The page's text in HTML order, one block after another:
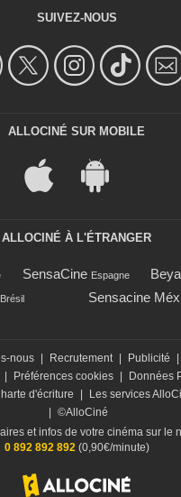
SUIVEZ-NOUS
ALLOCINÉ SUR MOBILE
ALLOCINÉ À L'ÉTRANGER
SensaCine Espagne
Brésil Sensacine
nous | Recrutement | Publicité |
| Préférences cookies | Données
d'écriture | Les services
| ©AlloCiné
et infos de votre cinéma sur le
0 892 892 892(0,90€/minute)